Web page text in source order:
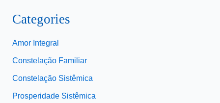
Categories
Amor Integral
Constelação Familiar
Constelação Sistêmica
Prosperidade Sistêmica